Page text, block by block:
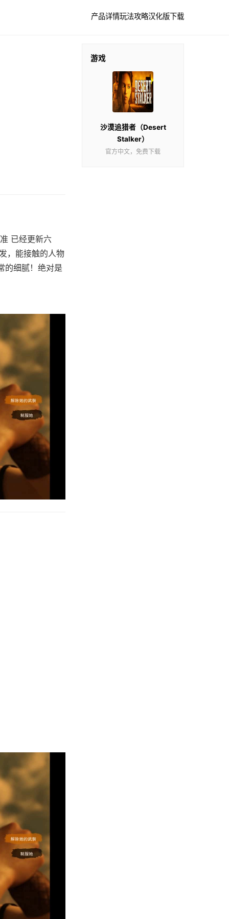
产品详情玩法攻略汉化版下载
已经更新六
，能接触的人物
的细腻！绝对是
游戏
沙漠追猎者（Desert
Stalker）
官方中文，免费下载